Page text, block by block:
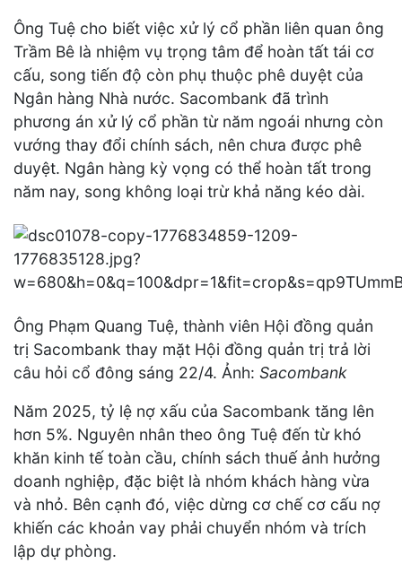
Ông Tuệ cho biết việc xử lý cổ phần liên quan ông
Trầm Bê là nhiệm vụ trọng tâm để hoàn tất tái cơ
cấu, song tiến độ còn phụ thuộc phê duyệt của
Ngân hàng Nhà nước. Sacombank đã trình
phương án xử lý cổ phần từ năm ngoái nhưng còn
vướng thay đổi chính sách, nên chưa được phê
duyệt. Ngân hàng kỳ vọng có thể hoàn tất trong
năm nay, song không loại trừ khả năng kéo dài.
Ông Phạm Quang Tuệ, thành viên Hội đồng quản
trị Sacombank thay mặt Hội đồng quản trị trả lời
câu hỏi cổ đông sáng 22/4. Ảnh: Sacombank
Năm 2025, tỷ lệ nợ xấu của Sacombank tăng lên
hơn 5%. Nguyên nhân theo ông Tuệ đến từ khó
khăn kinh tế toàn cầu, chính sách thuế ảnh hưởng
doanh nghiệp, đặc biệt là nhóm khách hàng vừa
và nhỏ. Bên cạnh đó, việc dừng cơ chế cơ cấu nợ
khiến các khoản vay phải chuyển nhóm và trích
lập dự phòng.